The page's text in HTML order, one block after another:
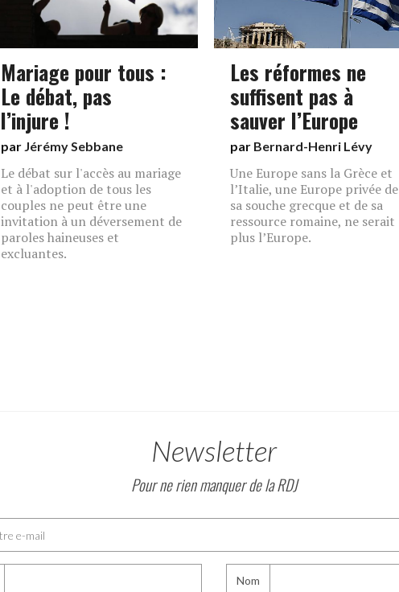
Mariage pour tous :
Le débat, pas
l’injure !
par Jérémy Sebbane
Le débat sur l'accès au mariage
et à l'adoption de tous les
couples ne peut être une
invitation à un déversement de
paroles haineuses et
excluantes.
Les réformes ne
suffisent pas à
sauver l’Europe
par Bernard-Henri Lévy
Une Europe sans la Grèce et
l’Italie, une Europe privée de
sa souche grecque et de sa
ressource romaine, ne serait
plus l’Europe.
Newsletter
Pour ne rien manquer de la RDJ
Nom